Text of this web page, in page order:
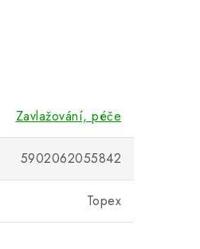
Zavlažování, péče
5902062055842
Topex